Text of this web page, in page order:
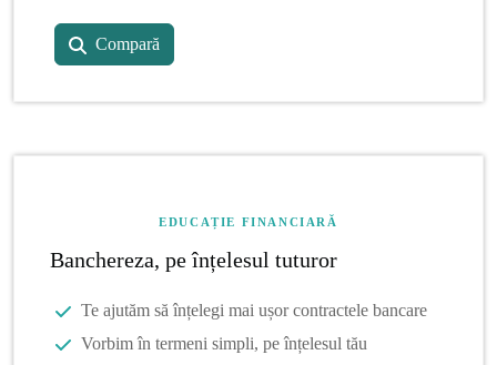
Compară
EDUCAȚIE FINANCIARĂ
Banchereza, pe înțelesul tuturor
Te ajutăm să înțelegi mai ușor contractele bancare
Vorbim în termeni simpli, pe înțelesul tău